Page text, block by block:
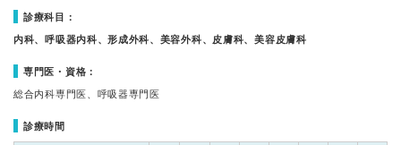
診療科目：
内科、呼吸器内科、形成外科、美容外科、皮膚科、美容皮膚科
専門医・資格：
総合内科専門医、呼吸器専門医
診療時間